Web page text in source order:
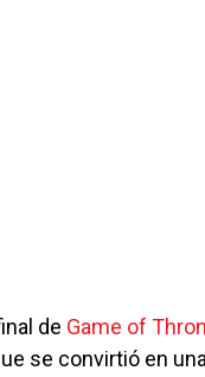
de Game of
se convirtió en